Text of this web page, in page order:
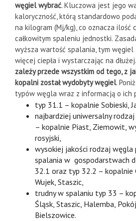
węgiel wybrać. Kluczowa jest jego
kaloryczność, którą standardowo
na kilogram (Mj/kg), co oznacza ilość
całkowitym spaleniu jednostki.
wyższa wartość spalania, tym
więcej ciepła i wystarczając na dłużej.
zależy przede wszystkim od tego, z
kopalni został wydobyty węgiel.
typów węgla wraz z informacją o ich
typ 31.1 – kopalnie Sobieski,
najbardziej uniwersalny
– kopalnie Piast, Ziemowit,
rosyjski,
wysokiej jakości rodzaj węgla
spalania w gospodarstwach
32.1 oraz typ 32.2 – kopalnie
Wujek, Staszic,
trudny w spalaniu typ 33 –
Śląsk, Staszic, Halemba,
Bielszowice.